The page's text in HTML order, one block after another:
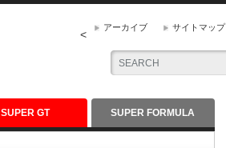
アーカイブ サイトマップ
<
SUPER GT SUPER FORMULA